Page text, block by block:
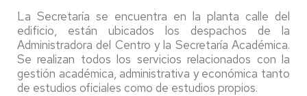
La Secretaría se encuentra en la planta calle del
edificio, están ubicados los despachos de la
Administradora del Centro y la Secretaría Académica.
Se realizan todos los servicios relacionados con la
gestión académica, administrativa y económica tanto
de estudios oficiales como de estudios propios.